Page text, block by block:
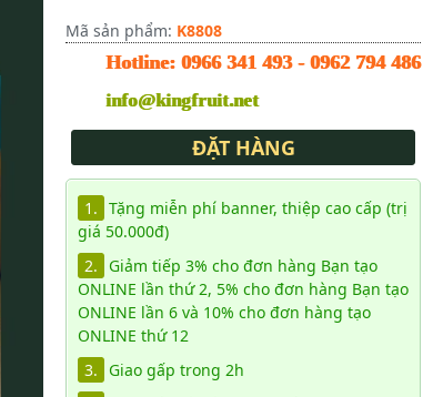
Mã sản phẩm: K8808
Hotline: 0966 341 493 - 0962 794 486
info@kingfruit.net
ĐẶT HÀNG
1. Tặng miễn phí banner, thiệp cao cấp (trị
giá 50.000đ)
2.
Giảm tiếp 3% cho đơn hàng Bạn tạo
ONLINE lần thứ 2, 5% cho đơn hàng Bạn tạo
ONLINE lần 6 và 10% cho đơn hàng tạo
ONLINE thứ 12
3.
Giao gấp trong 2h